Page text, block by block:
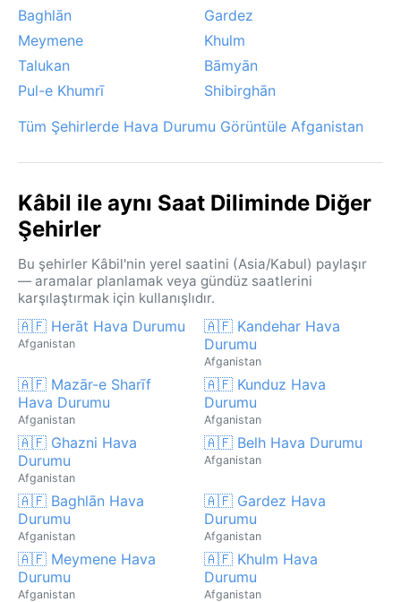
Baghlān
Gardez
Meymene
Khulm
Talukan
Bāmyān
Pul-e Khumrī
Shibirghān
Tüm Şehirlerde Hava Durumu Görüntüle Afganistan
Kâbil ile aynı Saat Diliminde Diğer
Şehirler
Bu şehirler Kâbil'nin yerel saatini (Asia/Kabul) paylaşır
— aramalar planlamak veya gündüz saatlerini
karşılaştırmak için kullanışlıdır.
🇦🇫 Herāt Hava Durumu
Afganistan
🇦🇫 Kandehar Hava
Durumu
Afganistan
🇦🇫 Mazār-e Sharīf
Hava Durumu
Afganistan
🇦🇫 Kunduz Hava
Durumu
Afganistan
🇦🇫 Ghazni Hava
Durumu
Afganistan
🇦🇫 Belh Hava Durumu
Afganistan
🇦🇫 Baghlān Hava
Durumu
Afganistan
🇦🇫 Gardez Hava
Durumu
Afganistan
🇦🇫 Meymene Hava
Durumu
Afganistan
🇦🇫 Khulm Hava
Durumu
Afganistan